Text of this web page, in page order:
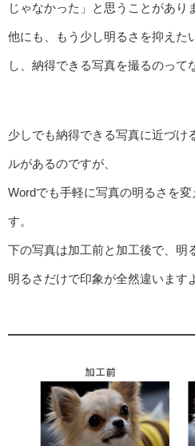
じゃなかった」と思うことがあり
他にも、もう少し明るさを抑えた
し、納得できる写真を撮るのって
少しでも納得できる写真に近づけ
ルがあるのですが、
Wordでも手軽に写真の明るさを
す。
下の写真は加工前と加工後で、明
明るさだけで印象が全然違います